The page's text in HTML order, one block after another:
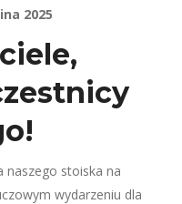
2025
naszego stoiska na
wydarzeniu dla